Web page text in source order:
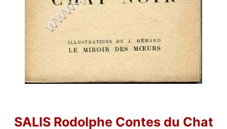
SALIS Rodolphe Contes du Chat